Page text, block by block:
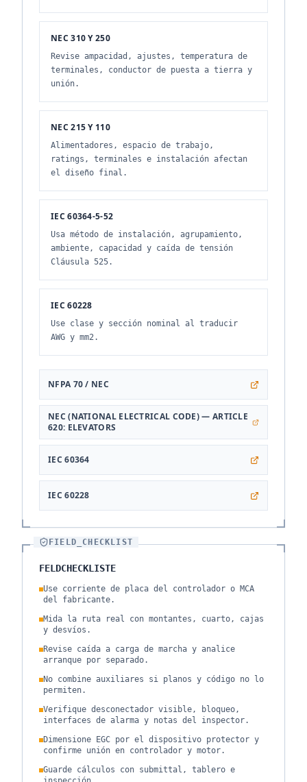
NEC 310 Y 250
Revise ampacidad, ajustes, temperatura de
terminales, conductor de puesta a tierra y
unión.
NEC 215 Y 110
Alimentadores, espacio de trabajo,
ratings, terminales e instalación afectan
el diseño final.
IEC 60364-5-52
Usa método de instalación, agrupamiento,
ambiente, capacidad y caída de tensión
Cláusula 525.
IEC 60228
Use clase y sección nominal al traducir
AWG y mm2.
NFPA 70 / NEC
NEC (NATIONAL ELECTRICAL CODE) — ARTICLE
620: ELEVATORS
IEC 60364
IEC 60228
FIELD_CHECKLIST
FELDCHECKLISTE
Use corriente de placa del controlador o MCA
del fabricante.
Mida la ruta real con montantes, cuarto, cajas
y desvíos.
Revise caída a carga de marcha y analice
arranque por separado.
No combine auxiliares si planos y código no lo
permiten.
Verifique desconectador visible, bloqueo,
interfaces de alarma y notas del inspector.
Dimensione EGC por el dispositivo protector y
confirme unión en controlador y motor.
Guarde cálculos con submittal, tablero e